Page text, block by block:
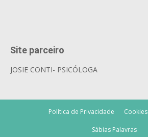
Site parceiro
JOSIE CONTI- PSICÓLOGA
Política de Privacidade Cookies
Sábias Palavras